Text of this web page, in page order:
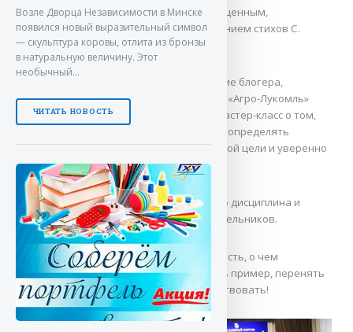
Диалог получился продуктивным, насыщенным,
интересным, с юмором и даже с прочтением стихов С.
Есенина.
Завершением форума стало выступление блогера,
молодого директора Червенского ООО «Агро-Лукомль»
Назара Мельникова, который провел мастер-класс о том,
как не нужно боятся ничего нового, как определять
приоритеты в жизни, ставить перед собой цели и уверенно
идти к их достижению.
«Нет ничего невозможного, есть только дисциплина и
поставленная цель» — считает Назар Мельников.
«Молодежный форум 2025» завершен, есть, о чем
поразмышлять и подумать, с кого взять пример, перенять
опыт и не упуская возможности — действовать!
Возле Дворца Независимости в Минске
появился новый выразительный символ
— скульптура коровы, отлита из бронзы
в натуральную величину. Этот
необычный…
ЧИТАТЬ НОВОСТЬ